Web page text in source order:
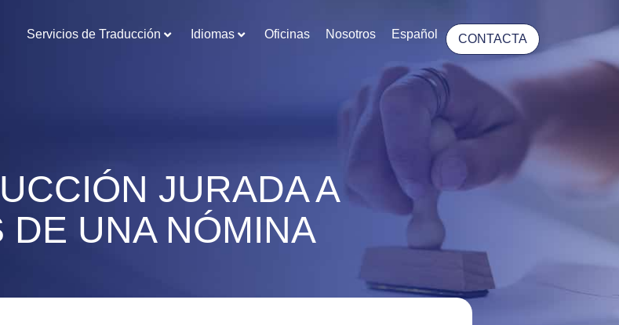
Servicios de Traducción Idiomas Oficinas Nosotros Español CONTACTA
JURADA A
DE UNA NÓMINA